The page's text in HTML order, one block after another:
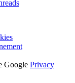
Google Privacy